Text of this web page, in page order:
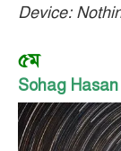
Device:
৫ম
Sohag